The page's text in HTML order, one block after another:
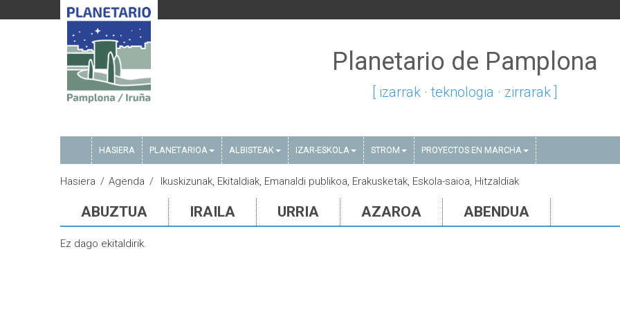
Planetario de Pamplona
[ izarrak · teknologia · zirrarak ]
HASIERA PLANETARIOA ALBISTEAK IZAR-ESKOLA STROM PROYECTOS EN MARCHA
Hasiera Agenda Ikuskizunak, Ekitaldiak, Emanaldi publikoa, Erakusketak, Eskola-saioa, Hitzaldiak
ABUZTUA IRAILA URRIA AZAROA ABENDUA
Ez dago ekitaldirik.